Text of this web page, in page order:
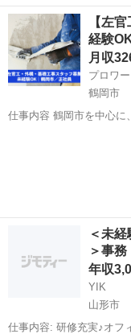
します 【募集職種】 給排水衛生設備工事スタッフ 【仕事内容】 新築
アパートや戸建て住宅
山形 鶴岡市 その
【左
経験
月収
プロワ
鶴岡市
仕事内容 鶴岡市を中心に、酒田市など庄内地域の工事現場における以
＜未
＞事
年収
YIK
山形市
仕事内容: 研修充実♪オフィスワークデビューしてみませんか？ 営業事